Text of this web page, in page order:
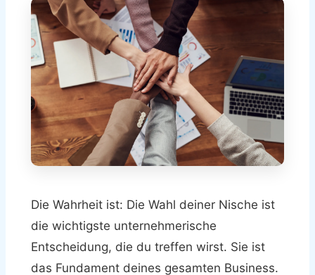
Die Wahrheit ist: Die Wahl deiner Nische ist
die wichtigste unternehmerische
Entscheidung, die du treffen wirst. Sie ist
das Fundament deines gesamten Business.